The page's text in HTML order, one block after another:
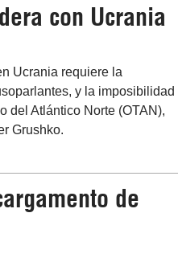
con Ucrania
Ucrania requiere la
y la imposibilidad
del Atlántico Norte (OTAN),
Grushko.
de